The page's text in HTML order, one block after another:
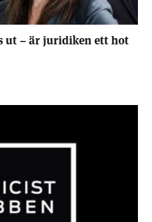
ut – är juridiken ett hot